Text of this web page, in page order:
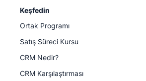
Keşfedin
Ortak Programı
Satış Süreci Kursu
CRM Nedir?
CRM Karşılaştırması